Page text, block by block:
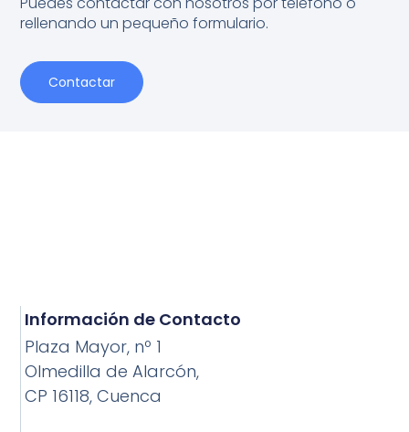
rellenando un pequeño formulario.
Contactar
Información de Contacto
Plaza Mayor, nº 1
Olmedilla de Alarcón,
CP 16118, Cuenca